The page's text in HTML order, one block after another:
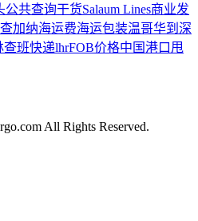
公共查询干货Salaum Lines商业发
加纳海运费海运包装温哥华到深
查班快递lhrFOB价格中国港口 甩
All Rights Reserved.